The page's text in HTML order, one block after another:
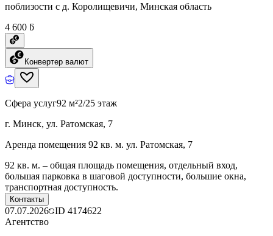
поблизости с д. Королищевичи, Минская область
4 600 ƃ
Конвертер валют
Сфера услуг92 м²2/25 этаж
г. Минск, ул. Ратомская, 7
Аренда помещения 92 кв. м. ул. Ратомская, 7
92 кв. м. – общая площадь помещения, отдельный вход,
большая парковка в шаговой доступности, большие окна,
транспортная доступность.
Контакты
07.07.2026 ID 4174622
Агентство